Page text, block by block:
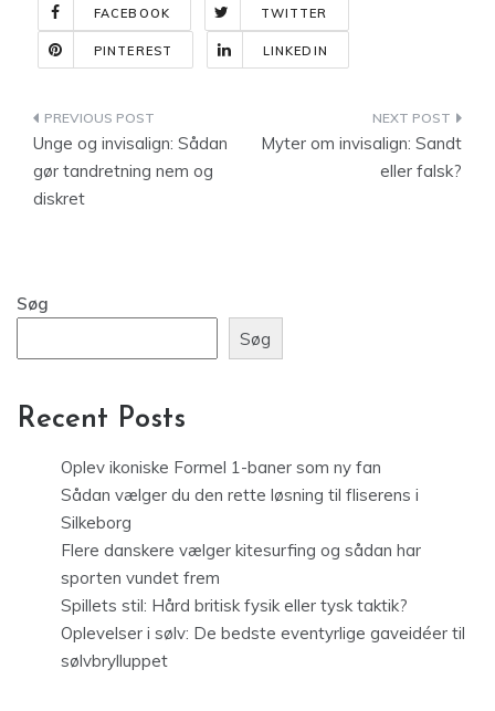
FACEBOOK TWITTER
PINTEREST LINKEDIN
Indlægsnavigation
Unge og invisalign: Sådan
gør tandretning nem og
diskret
Myter om invisalign: Sandt
eller falsk?
Søg
Søg
Recent Posts
Oplev ikoniske Formel 1-baner som ny fan
Sådan vælger du den rette løsning til fliserens i
Silkeborg
Flere danskere vælger kitesurfing og sådan har
sporten vundet frem
Spillets stil: Hård britisk fysik eller tysk taktik?
Oplevelser i sølv: De bedste eventyrlige gaveidéer til
sølvbrylluppet